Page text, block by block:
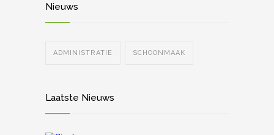
Nieuws
ADMINISTRATIE SCHOONMAAK
Laatste Nieuws